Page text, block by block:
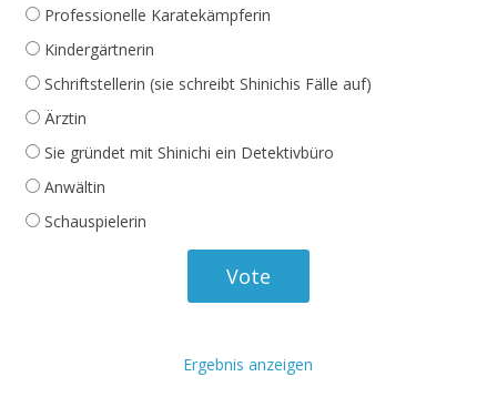
Professionelle Karatekämpferin
Kindergärtnerin
Schriftstellerin (sie schreibt Shinichis Fälle auf)
Ärztin
Sie gründet mit Shinichi ein Detektivbüro
Anwältin
Schauspielerin
Ergebnis anzeigen